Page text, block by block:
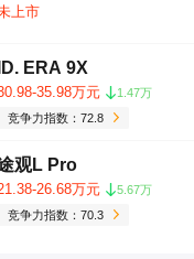
上市
ID. ERA 9X
35.98万元
1.47万
竞争力指数：72.8
观L Pro
26.68万元
5.67万
竞争力指数：70.3